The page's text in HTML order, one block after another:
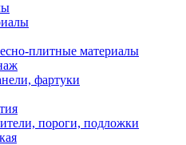
плитные материалы
фартуки
пороги, подложки